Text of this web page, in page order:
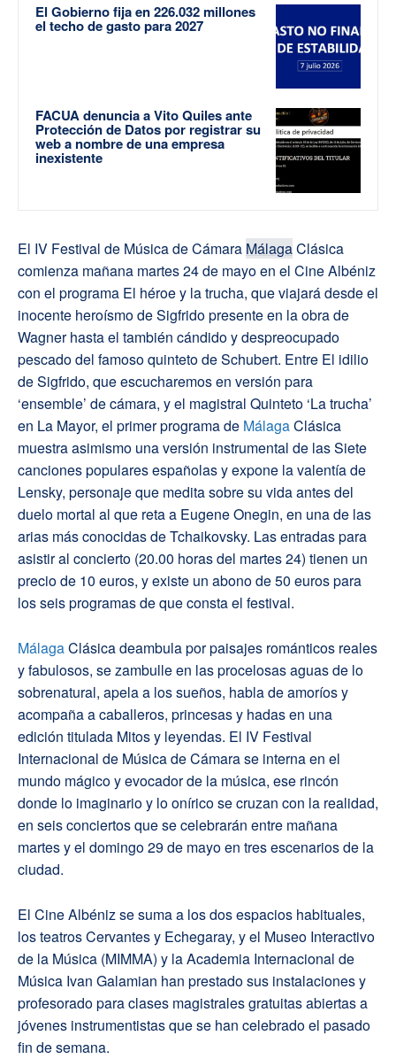
El Gobierno fija en 226.032 millones
el techo de gasto para 2027
FACUA denuncia a Vito Quiles ante
Protección de Datos por registrar su
web a nombre de una empresa
inexistente
El IV Festival de Música de Cámara MálagaClásica
comienza mañana martes 24 de mayo en el Cine Albéniz
con el programa El héroe y la trucha, que viajará desde el
inocente heroísmo de Sigfrido presente en la obra de
Wagner hasta el también cándido y despreocupado
pescado del famoso quinteto de Schubert. Entre El idilio
de Sigfrido, que escucharemos en versión para
‘ensemble’ de cámara, y el magistral Quinteto ‘La trucha’
en La Mayor, el primer programa de MálagaClásica
muestra asimismo una versión instrumental de las Siete
canciones populares españolas y expone la valentía de
Lensky, personaje que medita sobre su vida antes del
duelo mortal al que reta a Eugene Onegin, en una de las
arias más conocidas de Tchaikovsky. Las entradas para
asistir al concierto (20.00 horas del martes 24) tienen un
precio de 10 euros, y existe un abono de 50 euros para
los seis programas de que consta el festival.
MálagaClásica deambula por paisajes románticos reales
y fabulosos, se zambulle en las procelosas aguas de lo
sobrenatural, apela a los sueños, habla de amoríos y
acompaña a caballeros, princesas y hadas en una
edición titulada Mitos y leyendas. El IV Festival
Internacional de Música de Cámara se interna en el
mundo mágico y evocador de la música, ese rincón
donde lo imaginario y lo onírico se cruzan con la realidad,
en seis conciertos que se celebrarán entre mañana
martes y el domingo 29 de mayo en tres escenarios de la
ciudad.
El Cine Albéniz se suma a los dos espacios habituales,
los teatros Cervantes y Echegaray, y el Museo Interactivo
de la Música (MIMMA) y la Academia Internacional de
Música Ivan Galamian han prestado sus instalaciones y
profesorado para clases magistrales gratuitas abiertas a
jóvenes instrumentistas que se han celebrado el pasado
fin de semana.